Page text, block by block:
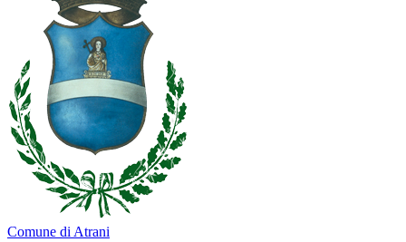
Comune di Atrani